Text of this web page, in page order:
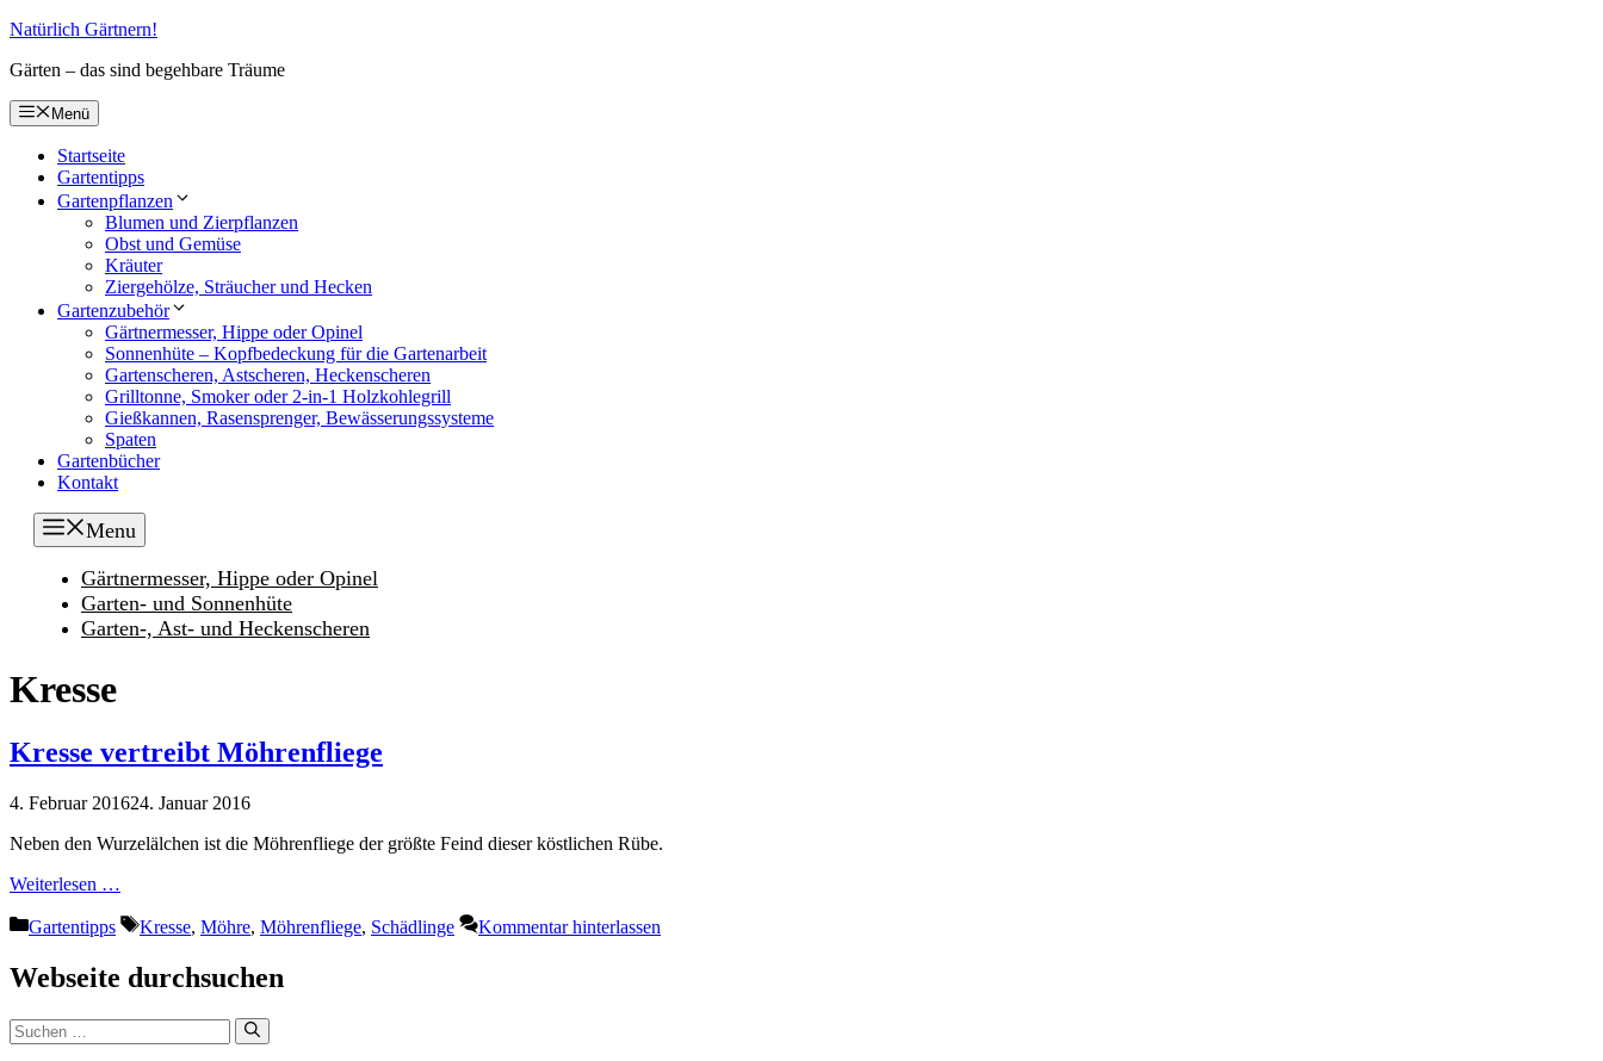
Zum
springen
Natürlich Gärtnern!
Gärten – das sind begehbare Träume
Menü
Startseite
Gartentipps
Gartenpflanzen
Blumen und Zierpflanzen
Obst und Gemüse
Kräuter
Ziergehölze, Sträucher und Hecken
Gartenzubehör
Gärtnermesser, Hippe oder Opinel
Sonnenhüte – Kopfbedeckung für die Gartenarbeit
Gartenscheren, Astscheren, Heckenscheren
Grilltonne, Smoker oder 2-in-1 Holzkohlegrill
Gießkannen, Rasensprenger, Bewässerungssysteme
Spaten
Gartenbücher
Kontakt
Menu
Gärtnermesser, Hippe oder Opinel
Garten- und Sonnenhüte
Garten-, Ast- und Heckenscheren
Kresse
Kresse vertreibt Möhrenfliege
4. Februar 201624. Januar 2016
Neben den Wurzelälchen ist die Möhrenfliege der größte Feind dieser köstlichen Rübe.
Weiterlesen …
Kategorien
Gartentipps Schlagwörter
Kresse, Möhre, Möhrenfliege, Schädlinge Kommentar hinterlassen
Webseite durchsuchen
Suchen
nach: